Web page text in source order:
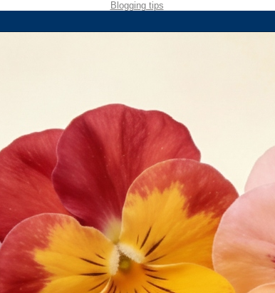
Blogging tips